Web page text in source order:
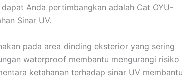
Anda pertimbangkan adalah Cat OYU-
Sinar UV.
pada area dinding eksterior yang sering
waterproof membantu mengurangi risiko
ketahanan terhadap sinar UV membantu